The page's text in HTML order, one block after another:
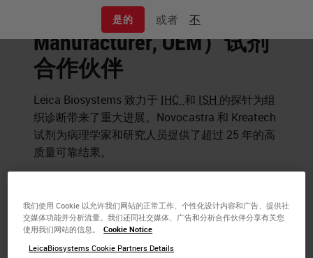
是的 或者 不
（Original Equipment
Manufacturer, OEM）试剂
合作伙伴
Leica Biosystems 致力于 IHC 和 ISH 的探针为组
织诊断带来了重大进展。Novocastra 和 Kreatech
试剂为病理学家和研究人员提供了超过 25 年的高
质量可靠结果。
OEM 合作的制药厂商，并已针对自动化和手动应
用进行了优化。
我们使用 Cookie 以允许我们网站的正常工作、个性化设计内容和广告、提供社
交媒体功能并分析流量。我们还同社交媒体、广告和分析合作伙伴分享有关您
使用我们网站的信息。
Cookie Notice
LeicaBiosystems Cookie Partners Details